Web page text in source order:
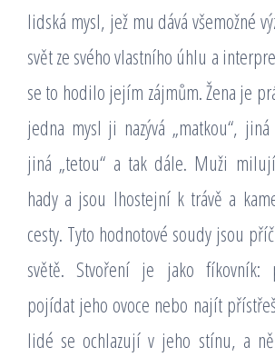
lidská mysl, jež mu dává všemožné
svět ze svého vlastního úhlu a
se to hodilo jejím zájmům. Žena je
jedna mysl ji nazývá „matkou“, jiná
jiná „tetou“ a tak dále. Muži
hady a jsou lhostejní k trávě a
cesty. Tyto hodnotové soudy jsou
světě. Stvoření je jako fíkovník:
pojídat jeho ovoce nebo najít
lidé se ochlazují v jeho stínu, a